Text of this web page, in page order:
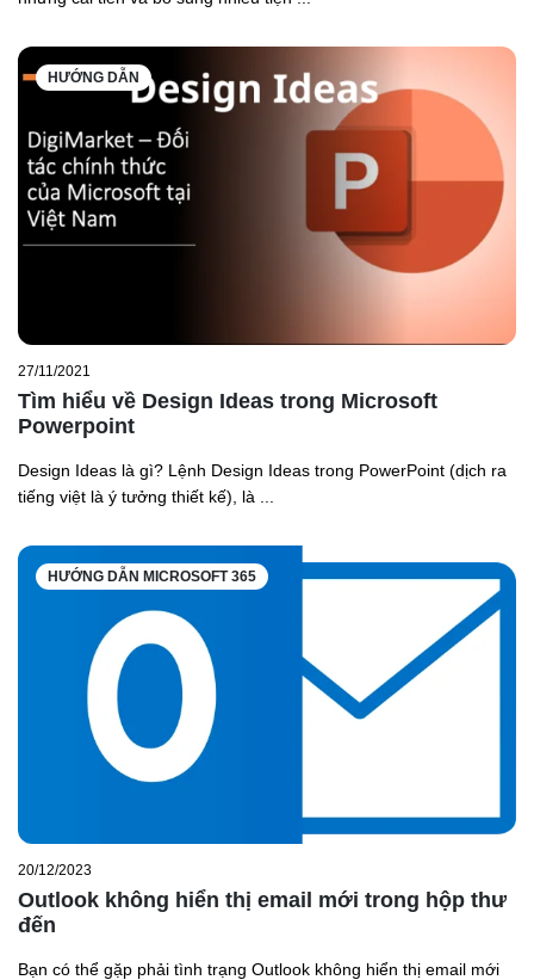
HƯỚNG DẪN
27/11/2021
Tìm hiểu về Design Ideas trong Microsoft
Powerpoint
Design Ideas là gì? Lệnh Design Ideas trong PowerPoint (dịch ra
tiếng việt là ý tưởng thiết kế), là ...
HƯỚNG DẪN MICROSOFT 365
20/12/2023
Outlook không hiển thị email mới trong hộp thư
đến
Bạn có thể gặp phải tình trạng Outlook không hiển thị email mới